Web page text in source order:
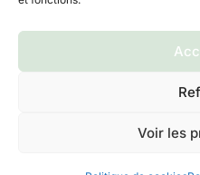
Voir les